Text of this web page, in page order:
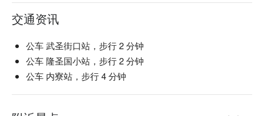
交通资讯
公车 武圣街口站，步行 2 分钟
公车 隆圣国小站，步行 2 分钟
公车 内寮站，步行 4 分钟